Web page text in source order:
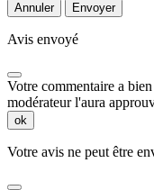
Annuler Envoyer
Avis envoyé
Votre commentaire a
modérateur l'aura
ok
Votre avis ne peut être